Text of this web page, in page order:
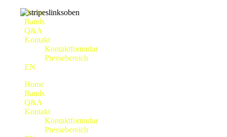
Home
Bands
Q&A
Kontakt
Kontaktformular
Pressebereich
EN
Home
Bands
Q&A
Kontakt
Kontaktformular
Pressebereich